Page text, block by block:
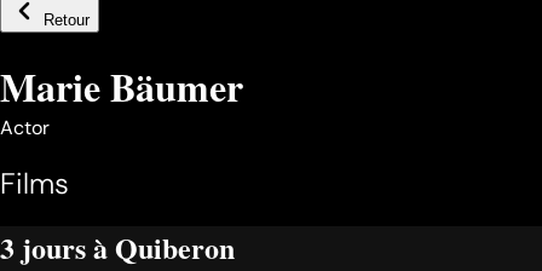
Retour
Marie Bäumer
Actor
Films
3 jours à Quiberon